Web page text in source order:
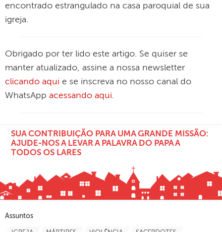
encontrado estrangulado na casa paroquial de sua
igreja.
Obrigado por ter lido este artigo. Se quiser se
manter atualizado, assine a nossa newsletter
clicando aqui e se inscreva no nosso canal do
WhatsApp acessando aqui.
SUA CONTRIBUIÇÃO PARA UMA GRANDE MISSÃO:
AJUDE-NOS A LEVAR A PALAVRA DO PAPA A
TODOS OS LARES
Assuntos